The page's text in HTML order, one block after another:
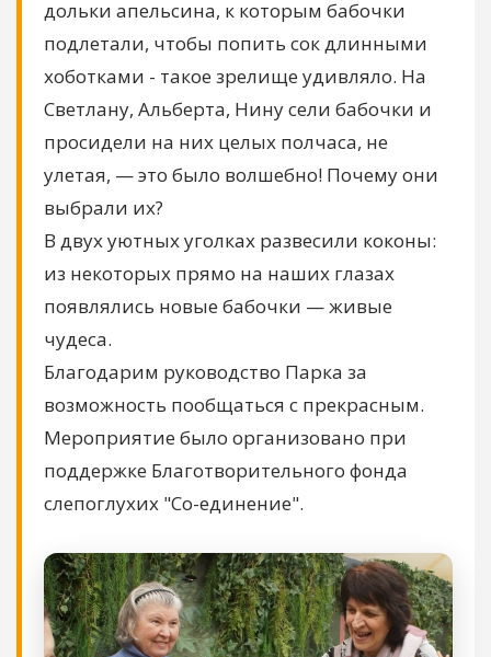
дольки апельсина, к которым бабочки
подлетали, чтобы попить сок длинными
хоботками - такое зрелище удивляло. На
Светлану, Альберта, Нину сели бабочки и
просидели на них целых полчаса, не
улетая, — это было волшебно! Почему они
выбрали их?
В двух уютных уголках развесили коконы:
из некоторых прямо на наших глазах
появлялись новые бабочки — живые
чудеса.
Благодарим руководство Парка за
возможность пообщаться с прекрасным.
Мероприятие было организовано при
поддержке Благотворительного фонда
слепоглухих "Со-единение".